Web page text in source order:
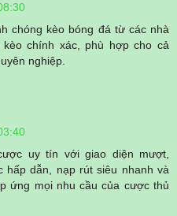
chóng kèo bóng đá từ các nhà
chính xác, phù hợp cho cả
nghiệp.
uy tín với giao diện mượt,
hấp dẫn, nạp rút siêu nhanh và
ứng mọi nhu cầu của cược thủ